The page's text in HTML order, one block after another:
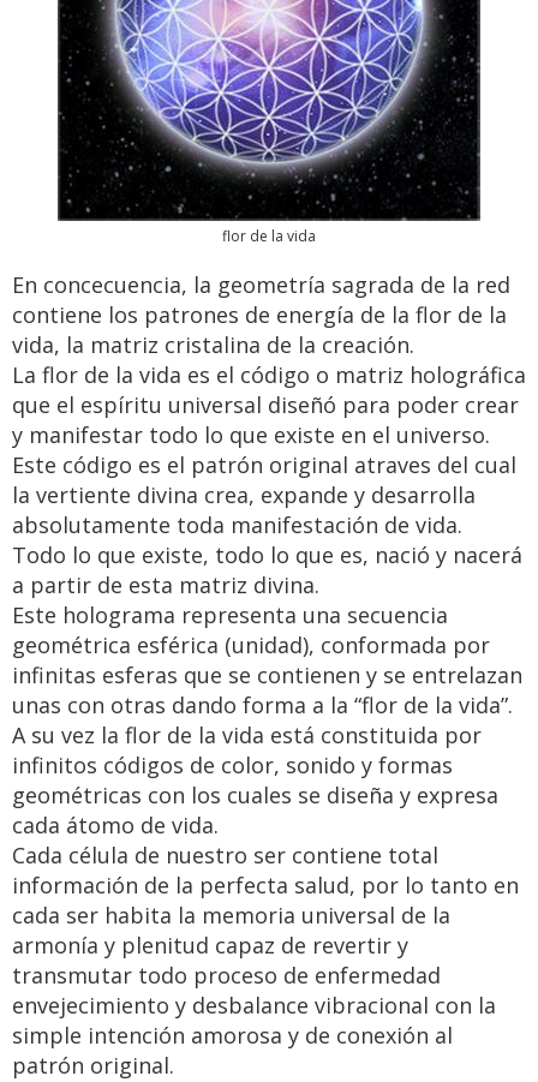
flor de la vida
En concecuencia, la geometría sagrada de la red
contiene los patrones de energía de la flor de la
vida, la matriz cristalina de la creación.
La flor de la vida es el código o matriz holográfica
que el espíritu universal diseñó para poder crear
y manifestar todo lo que existe en el universo.
Este código es el patrón original atraves del cual
la vertiente divina crea, expande y desarrolla
absolutamente toda manifestación de vida.
Todo lo que existe, todo lo que es, nació y nacerá
a partir de esta matriz divina.
Este holograma representa una secuencia
geométrica esférica (unidad), conformada por
infinitas esferas que se contienen y se entrelazan
unas con otras dando forma a la “flor de la vida”.
A su vez la flor de la vida está constituida por
infinitos códigos de color, sonido y formas
geométricas con los cuales se diseña y expresa
cada átomo de vida.
Cada célula de nuestro ser contiene total
información de la perfecta salud, por lo tanto en
cada ser habita la memoria universal de la
armonía y plenitud capaz de revertir y
transmutar todo proceso de enfermedad
envejecimiento y desbalance vibracional con la
simple intención amorosa y de conexión al
patrón original.